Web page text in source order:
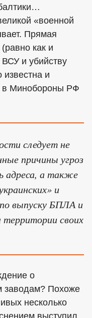
«военной
Прямая
(равно как и
и убийству
и
в Минобороны РФ
следует не
причины угроз
адреса, а также
и
выпуску БПЛА и
своих
о
заводам? Похоже
несколько